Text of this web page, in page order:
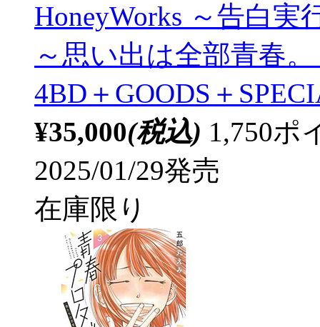
HoneyWorks ～告白
～思い出は全部青春
4BD＋GOODS＋
¥35,000(税込) 1,750ポ
2025/01/29発売
在庫限り